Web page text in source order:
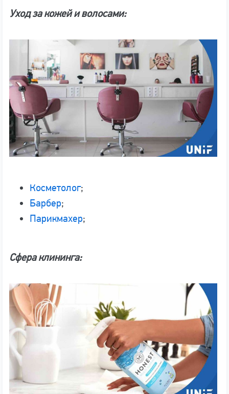
Уход за кожей и волосами:
Косметолог;
Барбер;
Парикмахер;
Сфера клининга: